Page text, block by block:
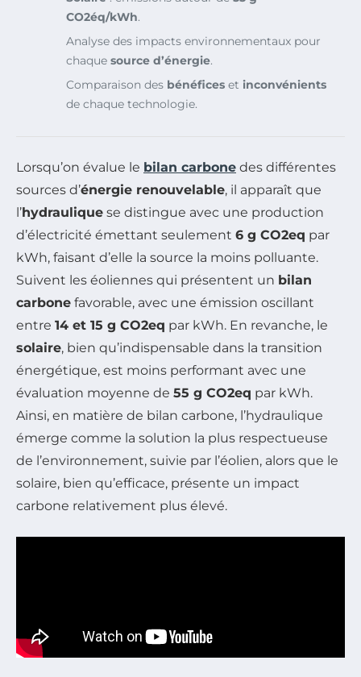
CO2éq/kWh.
Analyse des impacts environnementaux pour
chaque source d’énergie.
Comparaison des bénéfices et inconvénients
de chaque technologie.
Lorsqu’on évalue le bilan carbone des différentes
sources d’énergie renouvelable, il apparaît que
l’hydraulique se distingue avec une production
d’électricité émettant seulement 6 g CO2eq par
kWh, faisant d’elle la source la moins polluante.
Suivent les éoliennes qui présentent un bilan
carbone favorable, avec une émission oscillant
entre 14 et 15 g CO2eq par kWh. En revanche, le
solaire, bien qu’indispensable dans la transition
énergétique, est moins performant avec une
évaluation moyenne de 55 g CO2eq par kWh.
Ainsi, en matière de bilan carbone, l’hydraulique
émerge comme la solution la plus respectueuse
de l’environnement, suivie par l’éolien, alors que le
solaire, bien qu’efficace, présente un impact
carbone relativement plus élevé.